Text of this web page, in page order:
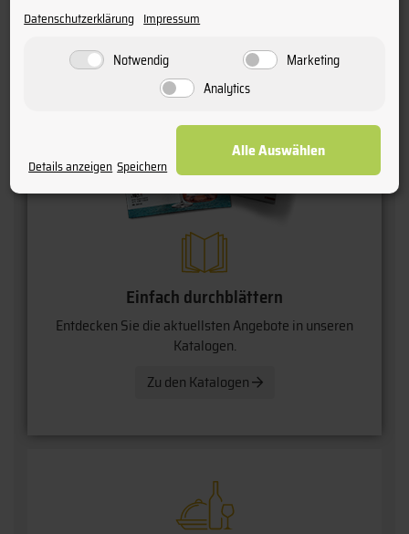
Einfach durchblättern
Entdecken Sie die aktuellsten Angebote in unseren
Katalogen.
Zu den Katalogen
Datenschutzerklärung Impressum
Notwendig
Marketing
Analytics
Details anzeigen Speichern
Alle Auswählen